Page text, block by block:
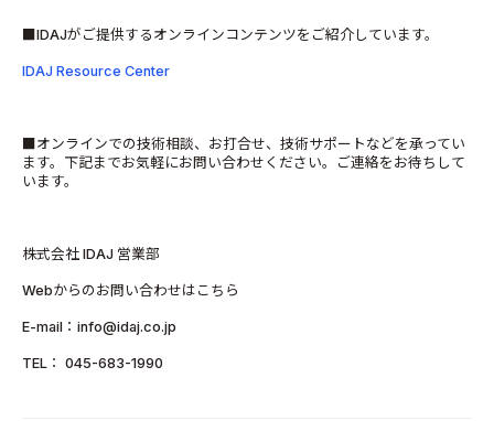
■IDAJがご提供するオンラインコンテンツをご紹介しています。
IDAJ Resource Center
■オンラインでの技術相談、お打合せ、技術サポートなどを承ってい
ます。下記までお気軽にお問い合わせください。ご連絡をお待ちして
います。
株式会社 IDAJ 営業部
Webからのお問い合わせはこちら
E-mail：info@idaj.co.jp
TEL： 045-683-1990